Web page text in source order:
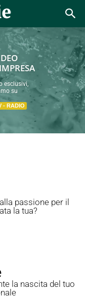
DEO
IMPRESA
esclusivi,
su
- RADIO
passione per il
la tua?
la nascita del tuo